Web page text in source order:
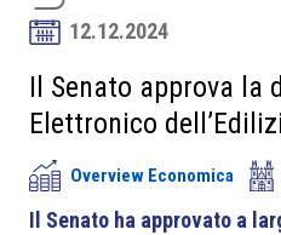
Sviluppo Mercato
Soci
Partner
Progetti
12.12.2024
Il Senato approva la
Elettronico
Overview Economica
Il Senato ha approvato a